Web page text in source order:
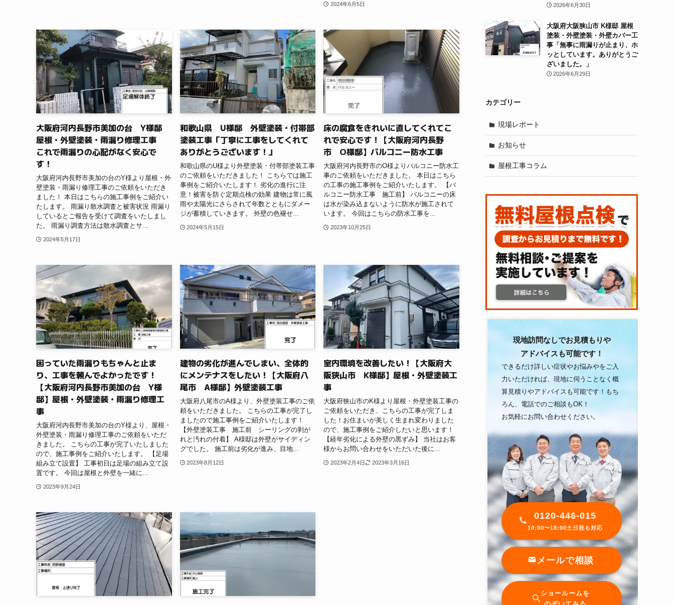
2024年6月5日
大阪府河内長野市美加の台 Y様邸
屋根・外壁塗装・雨漏り修理工事
これで雨漏りの心配がなく安心で
す！
大阪府河内長野市美加の台のY様より屋根・外
壁塗装・雨漏り修理工事のご依頼をいただき
ました！ 本日はこちらの施工事例をご紹介い
たします。 雨漏り散水調査と被害状況 雨漏り
しているとご報告を受けて調査をいたしまし
た。 雨漏り調査方法は散水調査とサ...
2024年5月17日
和歌山県 U様邸 外壁塗装・付帯部
塗装工事「丁寧に工事をしてくれて
ありがとうございます！」
和歌山県のU様より外壁塗装・付帯部塗装工事
のご依頼をいただきました！ こちらでは施工
事例をご紹介いたします！ 劣化の進行に注
意！被害を防ぐ定期点検の効果 建物は常に風
雨や太陽光にさらされて年数とともにダメー
ジが蓄積していきます。 外壁の色褪せ...
2024年5月15日
床の腐食をきれいに直してくれてこ
れで安心です！【大阪府河内長野
市 O様邸】バルコニー防水工事
大阪府河内長野市のO様よりバルコニー防水工
事のご依頼をいただきました。 本日はこちら
の工事の施工事例をご紹介いたします。 【バ
ルコニー防水工事 施工前】 バルコニーの床
は水が染み込まないように防水が施工されて
います。 今回はこちらの防水工事を...
2023年10月25日
困っていた雨漏りもちゃんと止ま
り、工事を頼んでよかったです！
【大阪府河内長野市美加の台 Y様
邸】屋根・外壁塗装・雨漏り修理工
事
大阪府河内長野市美加の台のY様より、屋根・
外壁塗装・雨漏り修理工事のご依頼をいただ
きました。 こちらの工事が完了いたしました
ので、施工事例をご紹介いたします。 【足場
組み立て設置】 工事初日は足場の組み立て設
置です。 今回は屋根と外壁を一緒に...
2023年9月24日
建物の劣化が進んでしまい、全体的
にメンテナスをしたい！【大阪府八
尾市 A様邸】外壁塗装工事
大阪府八尾市のA様より、外壁塗装工事のご依
頼をいただきました。 こちらの工事が完了し
ましたので施工事例をご紹介いたします！
【外壁塗装工事 施工前 シーリングの剥が
れと汚れの付着】 A様邸は外壁がサイディン
グでした。 施工前は劣化が進み、目地...
2023年8月12日
室内環境を改善したい！【大阪府大
阪狭山市 K様邸】屋根・外壁塗装工
事
大阪府狭山市のK様より屋根・外壁塗装工事の
ご依頼をいただき、こちらの工事が完了しま
した！お住まいが美しく生まれ変わりました
ので、施工事例をご紹介したいと思います！
【経年劣化による外壁の黒ずみ】 当社はお客
様からお問い合わせをいただいた後に...
2023年2月4日 2023年3月16日
2026年6月30日
大阪府大阪狭山市 K様邸 屋根
塗装・外壁塗装・外壁カバー工
事「無事に雨漏りが止まり、ホ
ッとしています。ありがとうご
ざいました。」
2026年6月29日
カテゴリー
現場レポート
お知らせ
屋根工事コラム
現地訪問なしでお見積もりや
アドバイスも可能です！
できるだけ詳しい症状やお悩みやをご入
力いただければ、現地に伺うことなく概
算見積りやアドバイスも可能です！もち
ろん、電話でのご相談もOK！
お気軽にお問い合わせください。
0120-446-015
10:00〜18:00土日祝も対応
メールで相談
ショールームを